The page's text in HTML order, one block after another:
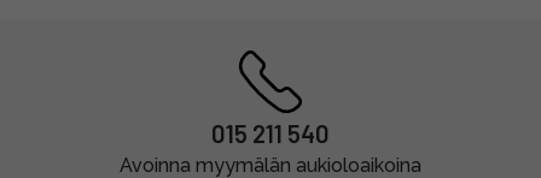
015 211 540
Avoinna myymälän aukioloaikoina